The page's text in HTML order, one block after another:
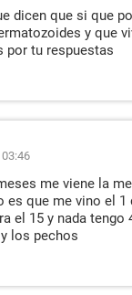
dicen que si que
y que
por tu respuestas
me viene la
es que me vino el 1
el 15 y nada tengo
y los pechos